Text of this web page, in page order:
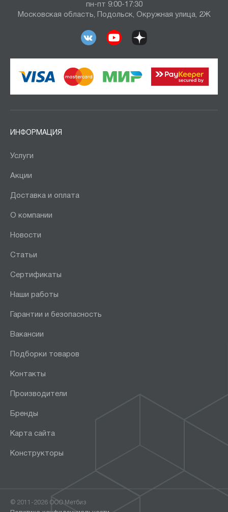
пн-пт 9:00-17:30
Московская область, Подольск, Окружная улица, 2Ж
ИНФОРМАЦИЯ
Услуги
Акции
Доставка и оплата
О компании
Новости
Статьи
Сертификаты
Наши работы
Гарантии и безопасность
Вакансии
Подборки товаров
Контакты
Производители
Бренды
Карта сайта
Конструкторы
© 2011-2026 ООО Метбиз